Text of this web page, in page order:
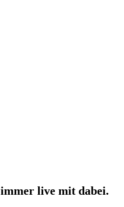
immer live mit dabei.